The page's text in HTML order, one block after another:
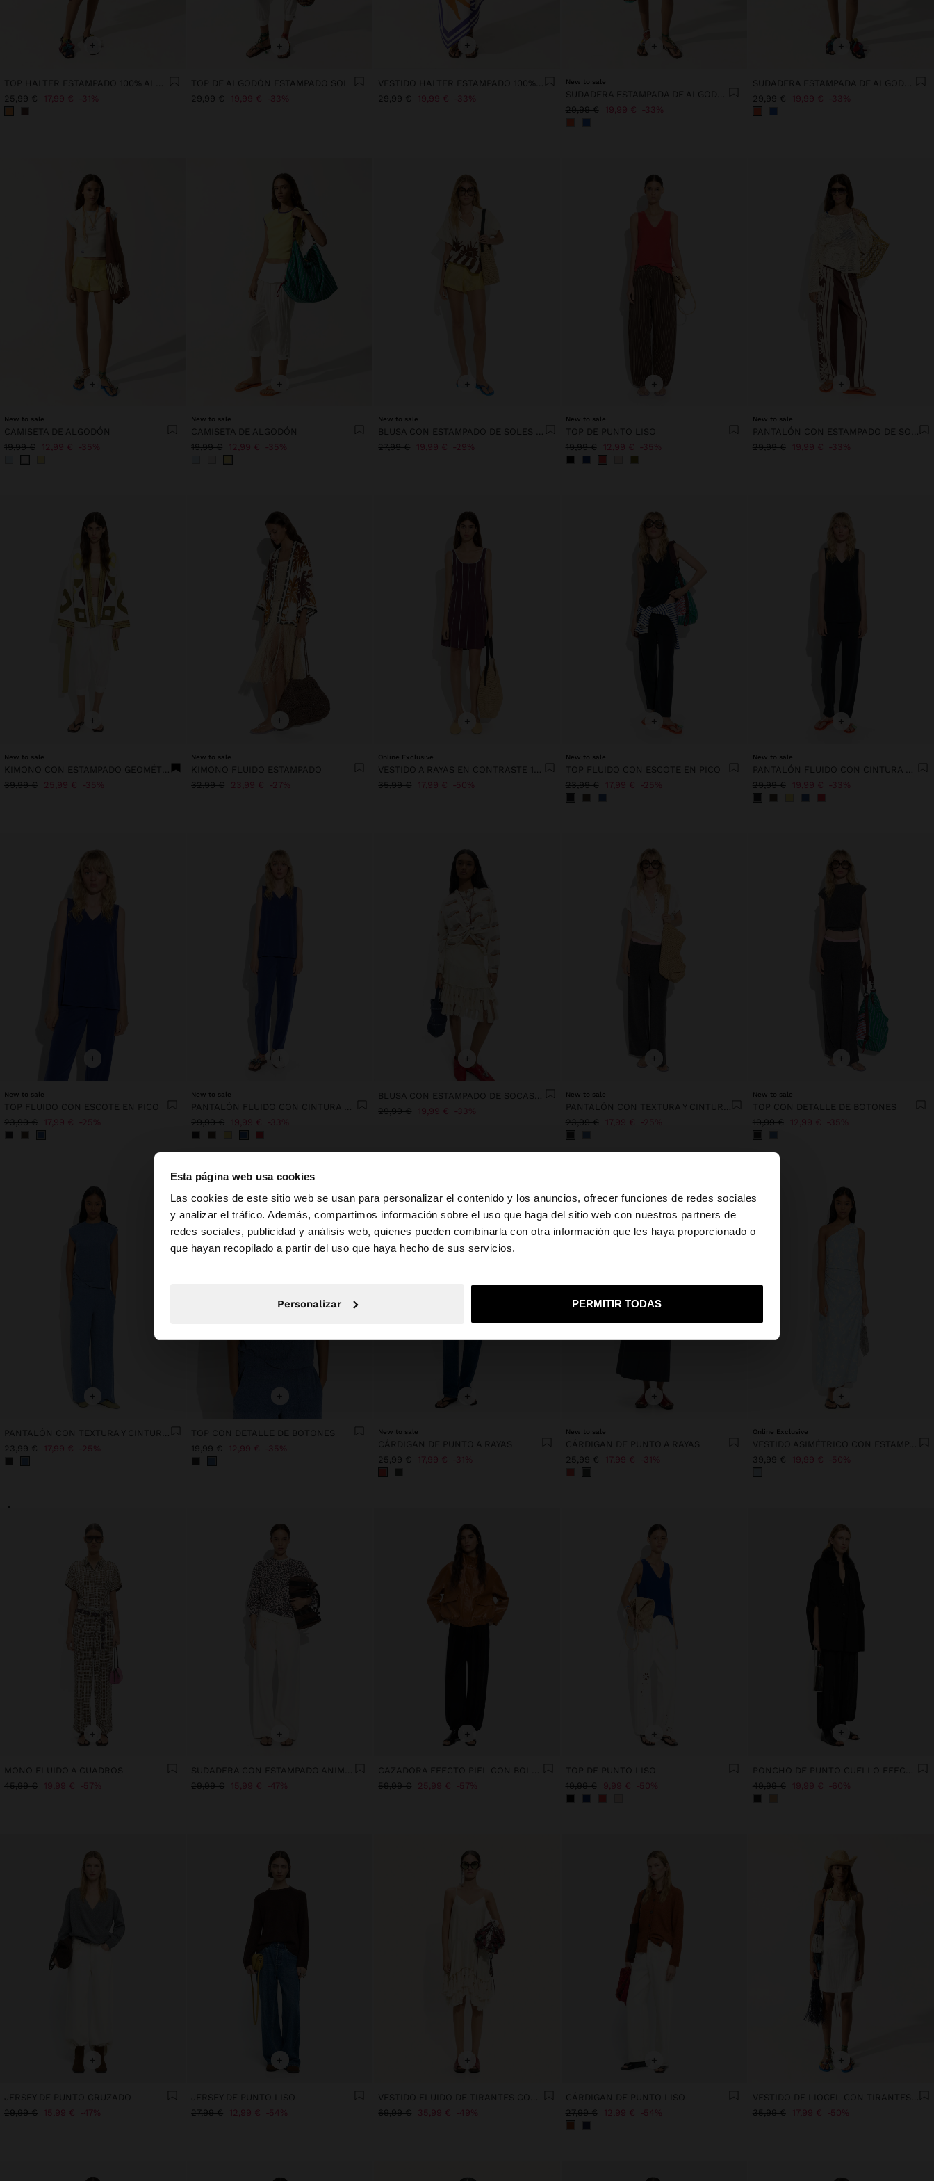
Esta página web usa cookies
Las cookies de este sitio web se usan para personalizar el contenido y los anuncios, ofrecer funciones de redes sociales
y analizar el tráfico. Además, compartimos información sobre el uso que haga del sitio web con nuestros partners de
redes sociales, publicidad y análisis web, quienes pueden combinarla con otra información que les haya proporcionado o
que hayan recopilado a partir del uso que haya hecho de sus servicios.
Personalizar PERMITIR TODAS
hola ×
Estás accediendo a la web de España. ¿Quieres ir a la web de United States?
No, continuar en la web de España Sí, llévame a United States
+
TOP HALTER ESTAMPADO 100% ALGODÓN
25,99 € 17,99 € 31%
+
TOP DE ALGODÓN ESTAMPADO SOL
29,99 € 19,99 € 33%
+
VESTIDO HALTER ESTAMPADO 100% ALGODÓN
29,99 € 19,99 € 33%
+
New to sale
SUDADERA ESTAMPADA DE ALGODÓN
29,99 € 19,99 € 33%
+
SUDADERA ESTAMPADA DE ALGODÓN
29,99 € 19,99 € 33%
+
New to sale
CAMISETA DE ALGODÓN
19,99 € 12,99 € 35%
+
New to sale
CAMISETA DE ALGODÓN
19,99 € 12,99 € 35%
+
New to sale
BLUSA CON ESTAMPADO DE SOLES 100% ALGODÓN
27,99 € 19,99 € 29%
+
New to sale
TOP DE PUNTO LISO
19,99 € 12,99 € 35%
+
New to sale
PANTALÓN CON ESTAMPADO DE SOLES 100% ALGODÓN
29,99 € 19,99 € 33%
+
New to sale
39,99 € 25,99 € 35%
+
New to sale
KIMONO FLUIDO ESTAMPADO
32,99 € 23,99 € 27%
+
Online Exclusive
35,99 € 17,99 € 50%
+
New to sale
TOP FLUIDO CON ESCOTE EN PICO
23,99 € 17,99 € 25%
+
New to sale
29,99 € 19,99 € 33%
+
New to sale
TOP FLUIDO CON ESCOTE EN PICO
23,99 € 17,99 € 25%
+
New to sale
29,99 € 19,99 € 33%
+
29,99 € 19,99 € 33%
+
New to sale
23,99 € 17,99 € 25%
+
New to sale
TOP CON DETALLE DE BOTONES
19,99 € 12,99 € 35%
+
PANTALÓN CON TEXTURA Y CINTURA ELÁSTICA
23,99 € 17,99 € 25%
+
TOP CON DETALLE DE BOTONES
19,99 € 12,99 € 35%
+
New to sale
CÁRDIGAN DE PUNTO A RAYAS
25,99 € 17,99 € 31%
+
New to sale
CÁRDIGAN DE PUNTO A RAYAS
25,99 € 17,99 € 31%
+
Online Exclusive
VESTIDO ASIMÉTRICO CON ESTAMPADO FLORAL
39,99 € 19,99 € 50%
+
MONO FLUIDO A CUADROS
45,99 € 19,99 € 57%
+
SUDADERA CON ESTAMPADO ANIMAL
29,99 € 15,99 € 47%
+
CAZADORA EFECTO PIEL CON BOLSILLOS
59,99 € 25,99 € 57%
+
TOP DE PUNTO LISO
19,99 € 9,99 € 50%
+
PONCHO DE PUNTO CUELLO EFECTO PELO
49,99 € 19,99 € 60%
+
JERSEY DE PUNTO CRUZADO
29,99 € 15,99 € 47%
+
JERSEY DE PUNTO LISO
27,99 € 12,99 € 54%
+
69,99 € 35,99 € 49%
+
CÁRDIGAN DE PUNTO LISO
27,99 € 12,99 € 54%
+
35,99 € 17,99 € 50%